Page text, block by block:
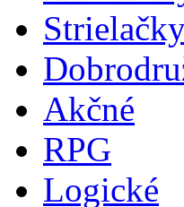
Akčné
RPG
Logické